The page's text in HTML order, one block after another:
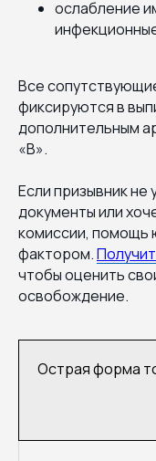
ослабление
Все
фиксируются в
дополнительным
«В».
Если призывник
документы или
комиссии,
фактором.
чтобы оценить
освобождение.
Острая форма